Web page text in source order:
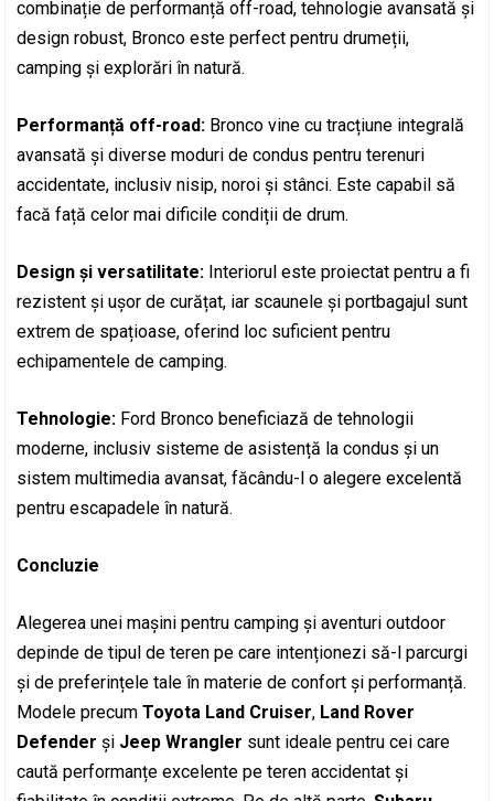
combinație de performanță off-road, tehnologie avansată și
design robust, Bronco este perfect pentru drumeții,
camping și explorări în natură.
Performanță off-road: Bronco vine cu tracțiune integrală
avansată și diverse moduri de condus pentru terenuri
accidentate, inclusiv nisip, noroi și stânci. Este capabil să
facă față celor mai dificile condiții de drum.
Design și versatilitate: Interiorul este proiectat pentru a fi
rezistent și ușor de curățat, iar scaunele și portbagajul sunt
extrem de spațioase, oferind loc suficient pentru
echipamentele de camping.
Tehnologie: Ford Bronco beneficiază de tehnologii
moderne, inclusiv sisteme de asistență la condus și un
sistem multimedia avansat, făcându-l o alegere excelentă
pentru escapadele în natură.
Concluzie
Alegerea unei mașini pentru camping și aventuri outdoor
depinde de tipul de teren pe care intenționezi să-l parcurgi
și de preferințele tale în materie de confort și performanță.
Modele precumToyota Land Cruiser, Land Rover
Defender și Jeep Wrangler sunt ideale pentru cei care
caută performanțe excelente pe teren accidentat și